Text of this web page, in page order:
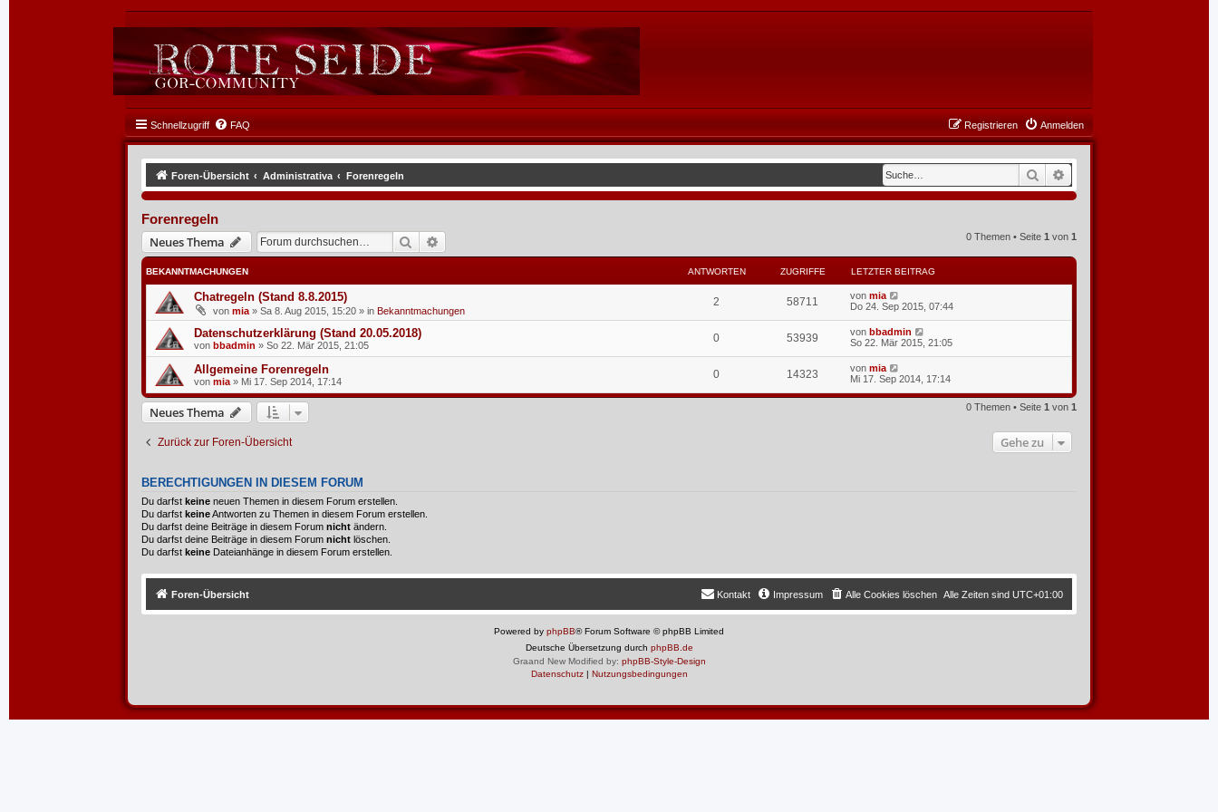
Schnellzugriff FAQ Anmelden
Registrieren
Suche
Foren-Übersicht Administrativa Forenregeln
Forenregeln
Neues Thema Suche 0 Themen • Seite1 von1
BEKANNTMACHUNGEN ANTWORTEN ZUGRIFFE LETZTER BEITRAG
Chatregeln (Stand 8.8.2015)
von mia» Sa 8. Aug 2015, 15:20» in Bekanntmachungen
2 58711 vonmia
Do 24. Sep 2015, 07:44
Datenschutzerklärung (Stand 20.05.2018)
von bbadmin » So 22. Mär 2015, 21:05
0 53939 vonbbadmin
So 22. Mär 2015, 21:05
Allgemeine Forenregeln
von mia» Mi 17. Sep 2014, 17:14
0 14323 vonmia
Mi 17. Sep 2014, 17:14
Neues Thema 0 Themen • Seite1 von1
Zurück zur Foren-Übersicht Gehe zu
BERECHTIGUNGEN IN DIESEM FORUM
Du darfst keineneuen Themen in diesem Forum erstellen.
Du darfst keineAntworten zu Themen in diesem Forum erstellen.
Du darfst deine Beiträge in diesem Forum nichtändern.
Du darfst deine Beiträge in diesem Forum nichtlöschen.
Du darfst keineDateianhänge in diesem Forum erstellen.
Foren-Übersicht Alle Zeiten sindUTC+01:00
Alle Cookies löschen
Impressum
Kontakt
Powered by phpBB® Forum Software © phpBB Limited
Deutsche Übersetzung durch phpBB.de
Graand New Modified by: phpBB-Style-Design
Datenschutz| Nutzungsbedingungen